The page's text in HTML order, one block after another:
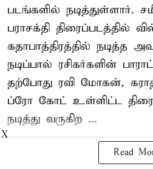
படங்களில் நடித்துள்ளார்.
பராசக்தி திரைப்படத்தில்
கதாபாத்திரத்தில் நடித்த
நடிப்பால் ரசிகர்களின்
தற்போது ரவி மோகன்,
ப்ரோ கோட் உள்ளிட்ட
நடித்து வருகிற ...
Read
X